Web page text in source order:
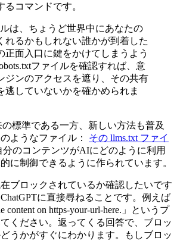
コマンドです。
は、ちょうど世界中にあなたの
れるかもしれない誰かが到着した
正面入口に鍵をかけてしまうよう
ファイルを確認すれば、意
ジンのアクセスを遮り、その共有
逃していないかを確かめられま
の標準である一方、新しい方法も普及
ようなファイル： その llms.txt ファイ
のコンテンツがAIにどのように利用
に制御できるように作られています。
ブロックされているか確認したいです
に直接尋ねることです。例えば
content on https-your-url-here.」というプ
ください。返ってくる回答で、ブロッ
うかがすぐにわかります。もしブロッ